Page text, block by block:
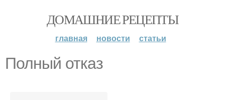
ДОМАШНИЕ РЕЦЕПТЫ
главная новости статьи
Полный отказ